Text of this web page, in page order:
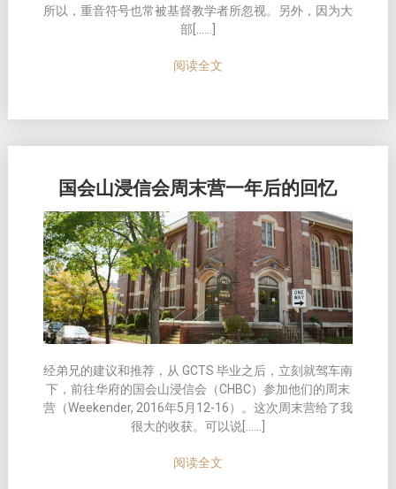
所以，重音符号也常被基督教学者所忽视。另外，因为大
部[……]
阅读全文
国会山浸信会周末营一年后的回忆
经弟兄的建议和推荐，从 GCTS 毕业之后，立刻就驾车南
下，前往华府的国会山浸信会（CHBC）参加他们的周末
营（Weekender, 2016年5月12-16）
。 这次周末营给了我
很大的收获。可以说[……]
阅读全文